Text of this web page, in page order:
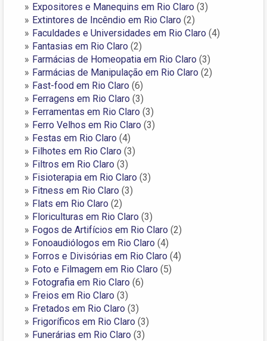
Expositores e Manequins em Rio Claro (3)
Extintores de Incêndio em Rio Claro (2)
Faculdades e Universidades em Rio Claro (4)
Fantasias em Rio Claro (2)
Farmácias de Homeopatia em Rio Claro (3)
Farmácias de Manipulação em Rio Claro (2)
Fast-food em Rio Claro (6)
Ferragens em Rio Claro (3)
Ferramentas em Rio Claro (3)
Ferro Velhos em Rio Claro (3)
Festas em Rio Claro (4)
Filhotes em Rio Claro (3)
Filtros em Rio Claro (3)
Fisioterapia em Rio Claro (3)
Fitness em Rio Claro (3)
Flats em Rio Claro (2)
Floriculturas em Rio Claro (3)
Fogos de Artifícios em Rio Claro (2)
Fonoaudiólogos em Rio Claro (4)
Forros e Divisórias em Rio Claro (4)
Foto e Filmagem em Rio Claro (5)
Fotografia em Rio Claro (6)
Freios em Rio Claro (3)
Fretados em Rio Claro (3)
Frigoríficos em Rio Claro (3)
Funerárias em Rio Claro (3)